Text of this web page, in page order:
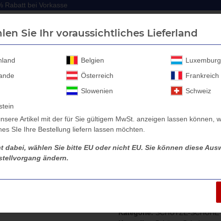
Rabatt bei Vorkasse
Rabatt bei Vorkasse
SCHÜTZE-
Kategorie:SCHÜTZE-
Sie Ihr voraussichtliches Lieferland
Belgien
Luxemburg
Österreich
Frankreich
Slowenien
Schweiz
Artikel mit der für Sie gültigem MwSt. anzeigen lassen können,
SIe Ihre Bestellung liefern lassen möchten.
dabei, wählen Sie bitte EU oder nicht EU. Sie können diese
ändern.